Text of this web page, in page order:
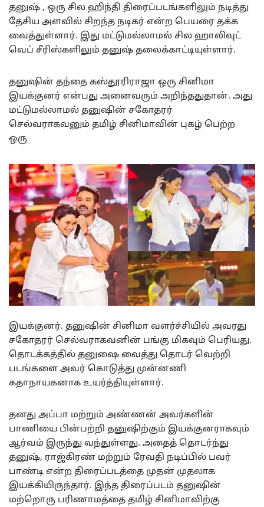
தனுஷ் , ஒரு சில ஹிந்தி திரைப்படங்களிலும் நடித்து
தேசிய அளவில் சிறந்த நடிகர் என்ற பெயரை தக்க
வைத்துள்ளார். இது மட்டுமல்லாமல் சில ஹாலிவுட்
வெப் சீரிஸ்களிலும் தனுஷ் தலைக்காட்டியுள்ளார்.
தனுஷின் தந்தை கஸ்தூரிராஜா ஒரு சினிமா
இயக்குனர் என்பது அனைவரும் அறிந்ததுதான். அது
மட்டுமல்லாமல் தனுஷின் சகோதரர்
செல்வராகவனும் தமிழ் சினிமாவின் புகழ் பெற்ற
ஒரு
இயக்குனர். தனுஷின் சினிமா வளர்ச்சியில் அவரது
சகோதரர் செல்வராகவனின் பங்கு மிகவும் பெரியது.
தொடக்கத்தில் தனுஷை வைத்து தொடர் வெற்றி
படங்களை அவர் கொடுத்து முன்னணி
கதாநாயகனாக உயர்த்தியுள்ளார்.
தனது அப்பா மற்றும் அண்ணன் அவர்களின்
பாணியை பின்பற்றி தனுஷிற்கும் இயக்குனராகவும்
ஆர்வம் இருந்து வந்துள்ளது. அதைத் தொடர்ந்து
தனுஷ், ராஜ்கிரண் மற்றும் ரேவதி நடிப்பில் பவர்
பாண்டி என்ற திரைப்படத்தை முதன் முதலாக
இயக்கியிருந்தார். இந்த திரைப்படம் தனுஷின்
மற்றொரு பரிணாமத்தை தமிழ் சினிமாவிற்கு